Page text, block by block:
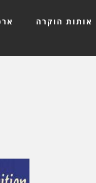
אותות הוקרה